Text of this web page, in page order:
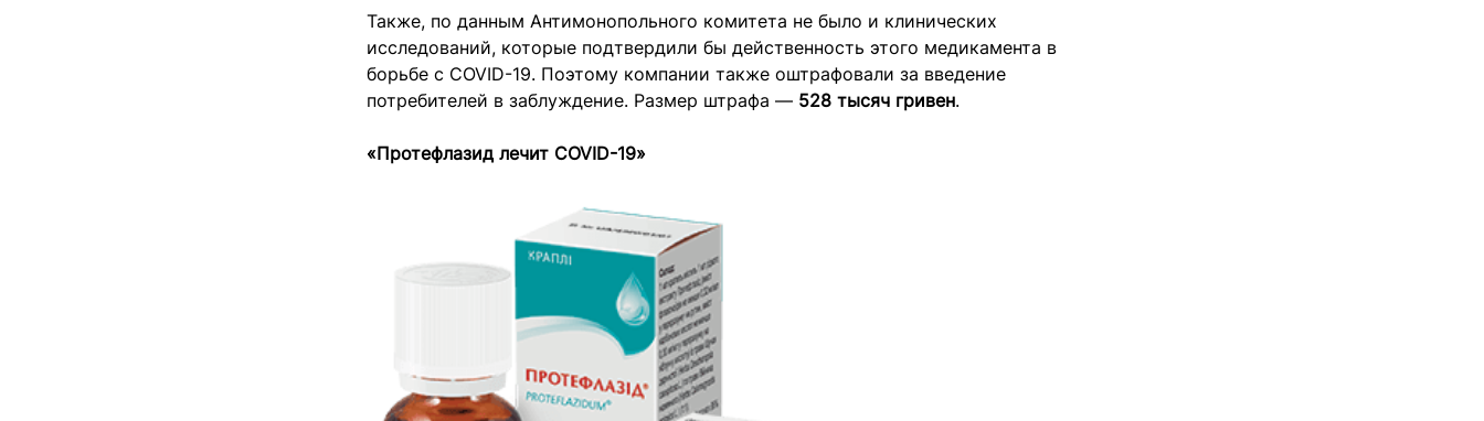
Также, по данным Антимонопольного комитета не было и клинических
исследований, которые подтвердили бы действенность этого медикамента в
борьбе с COVID-19. Поэтому компании также оштрафовали за введение
потребителей в заблуждение. Размер штрафа — 528 тысяч гривен.
«Протефлазид лечит COVID-19»